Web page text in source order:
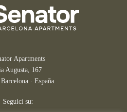
Apartments
Augusta, 167
· España
Seguici su: